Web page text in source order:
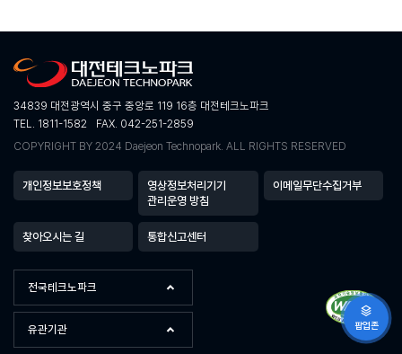
34839 대전광역시 중구 중앙로 119 16층 대전테크노파크
TEL. 1811-1582
FAX. 042-251-2859
COPYRIGHT BY 2024 Daejeon Technopark. ALL RIGHTS RESERVED
전국테크노파크
유관기관
개인정보보호정책
영상정보처리기기
관리운영 방침
이메일무단수집거부
찾아오시는 길 통합신고센터
팝업존